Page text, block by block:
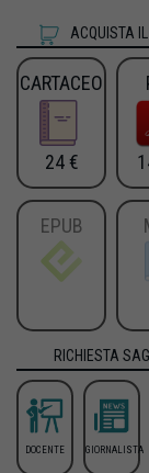
ACQUISTA IL
CARTACEO
24 €
EPUB
RICHIESTA
DOCENTE GIORNALISTA